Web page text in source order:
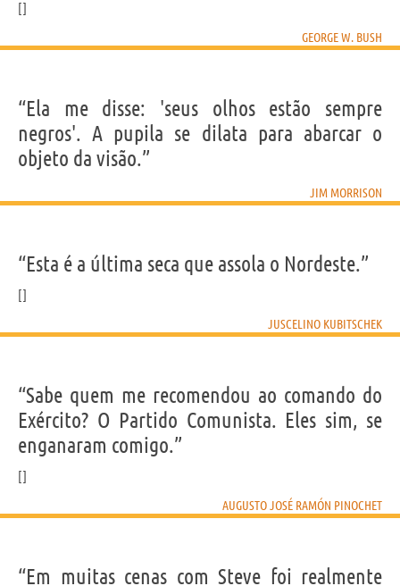
GEORGE W. BUSH
“Ela me disse: 'seus olhos estão sempre
negros'. A pupila se dilata para abarcar o
objeto da visão.”
JIM MORRISON
“Esta é a última seca que assola o Nordeste.”
JUSCELINO KUBITSCHEK
“Sabe quem me recomendou ao comando do
Exército? O Partido Comunista. Eles sim, se
enganaram comigo.”
AUGUSTO JOSÉ RAMÓN PINOCHET
“Em muitas cenas com Steve foi realmente